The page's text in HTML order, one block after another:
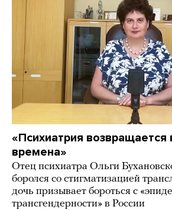
«Психиатрия
времена»
Отец психиатра Ольги
боролся со стигматизацией
дочь призывает бороться с
трансгендерности» в России